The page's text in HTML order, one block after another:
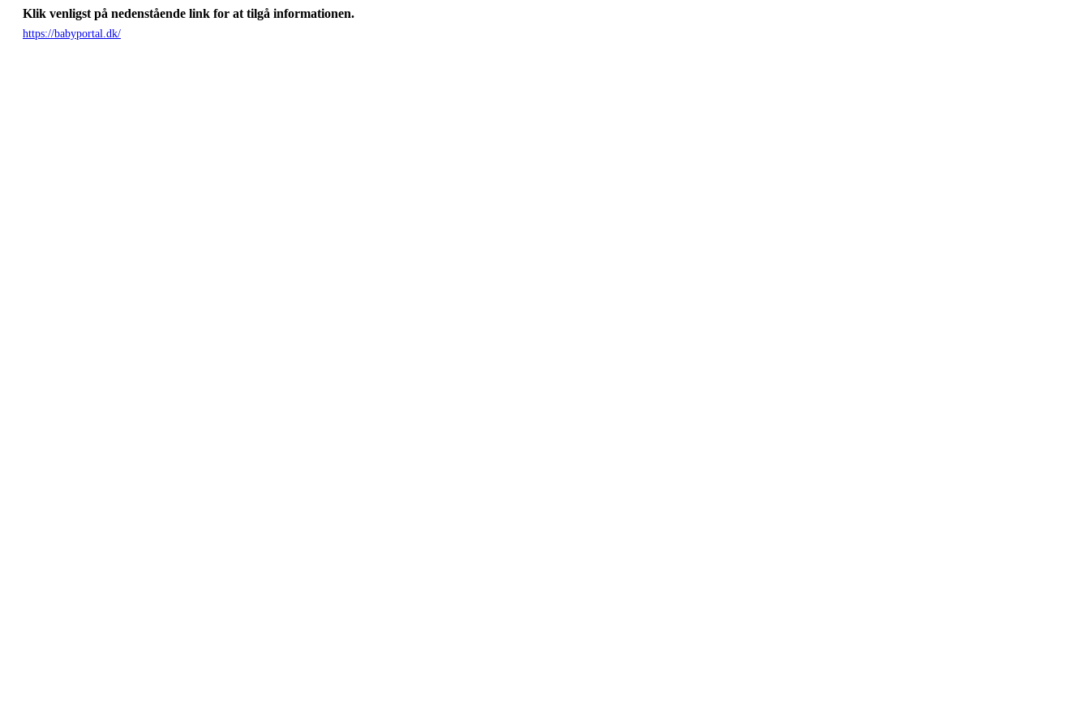
Klik venligst på nedenstående link for at tilgå informationen.
https://babyportal.dk/